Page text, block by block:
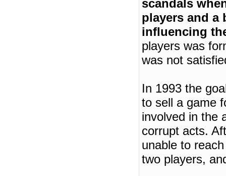
scandals
players and a
influencing
players was
was not
In 1993 the
to sell a game
involved in the
corrupt acts.
unable to
two players,